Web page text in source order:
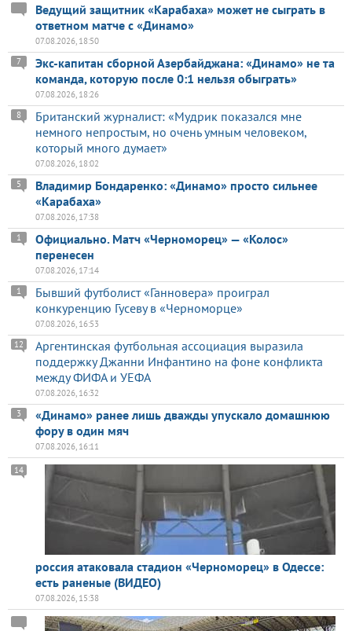
Ведущий защитник «Карабаха» может не сыграть в
ответном матче с «Динамо»
07.08.2026, 18:50
Экс-капитан сборной Азербайджана: «Динамо» не та
команда, которую после 0:1 нельзя обыграть»
7
07.08.2026, 18:26
Британский журналист: «Мудрик показался мне
немного непростым, но очень умным человеком,
который много думает»
8
07.08.2026, 18:02
Владимир Бондаренко: «Динамо» просто сильнее
«Карабаха»
5
07.08.2026, 17:38
Официально. Матч «Черноморец» — «Колос»
перенесен
1
07.08.2026, 17:14
Бывший футболист «Ганновера» проиграл
конкуренцию Гусеву в «Черноморце»
1
07.08.2026, 16:53
Аргентинская футбольная ассоциация выразила
поддержку Джанни Инфантино на фоне конфликта
между ФИФА и УЕФА
12
07.08.2026, 16:32
«Динамо» ранее лишь дважды упускало домашнюю
фору в один мяч
3
07.08.2026, 16:11
россия атаковала стадион «Черноморец» в Одессе:
есть раненые (ВИДЕО)
14
07.08.2026, 15:38